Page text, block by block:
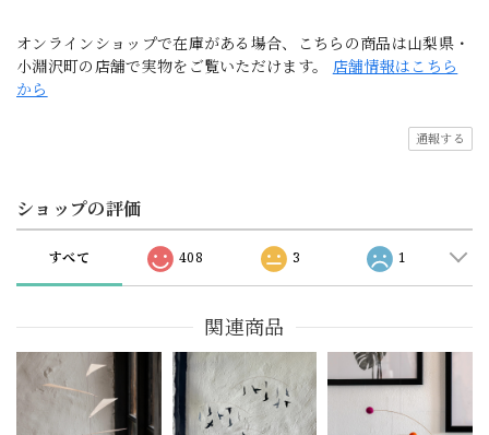
オンラインショップで在庫がある場合、こちらの商品は山梨県・
小淵沢町の店舗で実物をご覧いただけます。 店舗情報はこちら
から
通報する
ショップの評価
すべて 408 3 1
関連商品